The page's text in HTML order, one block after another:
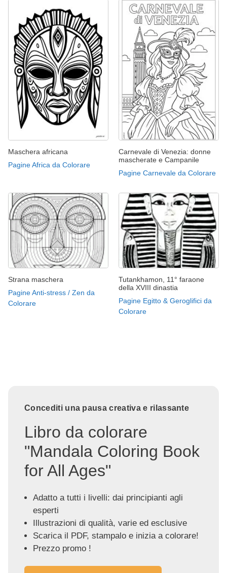
Maschera africana
Pagine Africa da Colorare
Carnevale di Venezia: donne
mascherate e Campanile
Pagine Carnevale da Colorare
Strana maschera
Pagine Anti-stress / Zen da
Colorare
Tutankhamon, 11° faraone
della XVIII dinastia
Pagine Egitto & Geroglifici da
Colorare
Concediti una pausa creativa e rilassante
Libro da colorare
"Mandala Coloring Book
for All Ages"
Adatto a tutti i livelli: dai principianti agli
esperti
Illustrazioni di qualità, varie ed esclusive
Scarica il PDF, stampalo e inizia a colorare!
Prezzo promo !